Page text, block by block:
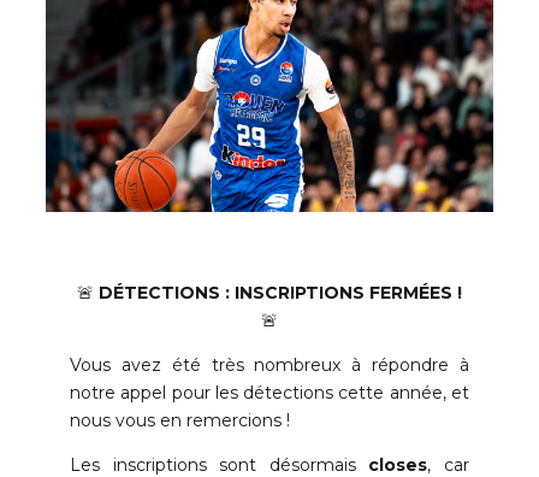
🚨 DÉTECTIONS : INSCRIPTIONS FERMÉES !
🚨
Vous avez été très nombreux à répondre à
notre appel pour les détections cette année, et
nous vous en remercions !
Les inscriptions sont désormais closes, car